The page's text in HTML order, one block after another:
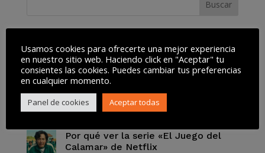
Akiwifi y el Bisontes FS firman el
acuerdo de patrocinio para esta
temporada
28 de octubre de 2021
Por qué ver la serie «El Juego del
Calamar» de Netflix
Usamos cookies para ofrecerte una mejor experiencia
en nuestro sitio web. Haciendo click en "Aceptar" tu
consientes las cookies. Puedes cambiar tus preferencias
en cualquier momento.
Panel de cookies Aceptar todas